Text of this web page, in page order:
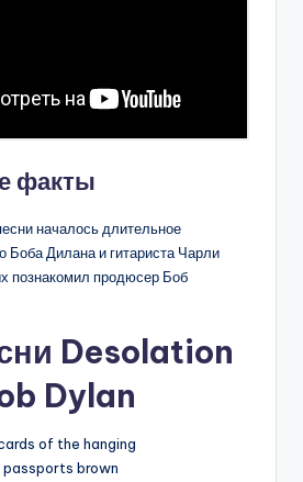
факты
началось длительное
Боба Дилана и гитариста Чарли
познакомил продюсер Боб
Desolation
Dylan
of the hanging
passports brown